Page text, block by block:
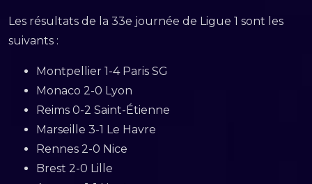
Les résultats de la 33e journée de Ligue 1 sont les
suivants :
Montpellier 1-4 Paris SG
Monaco 2-0 Lyon
Reims 0-2 Saint-Étienne
Marseille 3-1 Le Havre
Rennes 2-0 Nice
Brest 2-0 Lille